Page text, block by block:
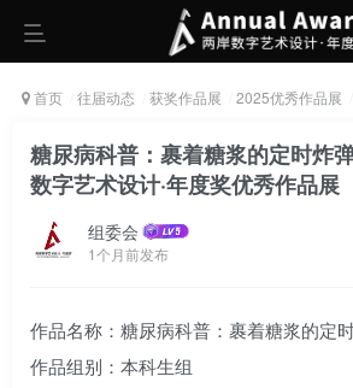
首页 往届动态 获奖作品展 2025优秀作品展
糖尿病科普：裹着糖浆的定时
数字艺术设计·年度奖优秀作品展
组委会
1个月前发布
作品名称：糖尿病科普：裹着糖浆的定
作品组别：本科生组